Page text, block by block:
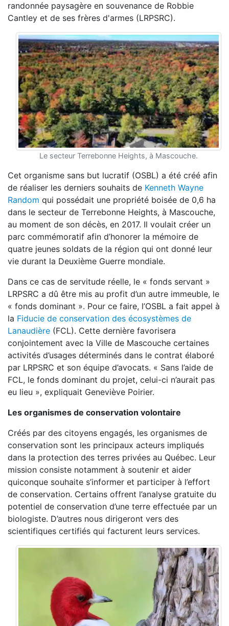
randonnée paysagère en souvenance de Robbie
Cantley et de ses frères d'armes (LRPSRC).
Le secteur Terrebonne Heights, à Mascouche.
Cet organisme sans but lucratif (OSBL) a été créé afin
de réaliser les derniers souhaits de Kenneth Wayne
Random qui possédait une propriété boisée de 0,6 ha
dans le secteur de Terrebonne Heights, à Mascouche,
au moment de son décès, en 2017. Il voulait créer un
parc commémoratif afin d’honorer la mémoire de
quatre jeunes soldats de la région qui ont donné leur
vie durant la Deuxième Guerre mondiale.
Dans ce cas de servitude réelle, le « fonds servant »
LRPSRC a dû être mis au profit d’un autre immeuble, le
« fonds dominant ». Pour ce faire, l’OSBL a fait appel à
la Fiducie de conservation des écosystèmes de
Lanaudière (FCL). Cette dernière favorisera
conjointement avec la Ville de Mascouche certaines
activités d’usages déterminés dans le contrat élaboré
par LRPSRC et son équipe d’avocats. « Sans l’aide de
FCL, le fonds dominant du projet, celui-ci n’aurait pas
eu lieu », expliquait Geneviève Poirier.
Les organismes de conservation volontaire
Créés par des citoyens engagés, les organismes de
conservation sont les principaux acteurs impliqués
dans la protection des terres privées au Québec. Leur
mission consiste notamment à soutenir et aider
quiconque souhaite s’informer et participer à l’effort
de conservation. Certains offrent l’analyse gratuite du
potentiel de conservation d’une terre effectuée par un
biologiste. D’autres nous dirigeront vers des
scientifiques certifiés qui facturent leurs services.